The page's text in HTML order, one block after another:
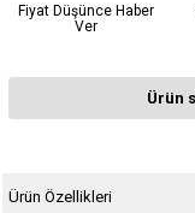
Fiyat Düşünce Haber
Ver
Ürün
Ürün Özellikleri